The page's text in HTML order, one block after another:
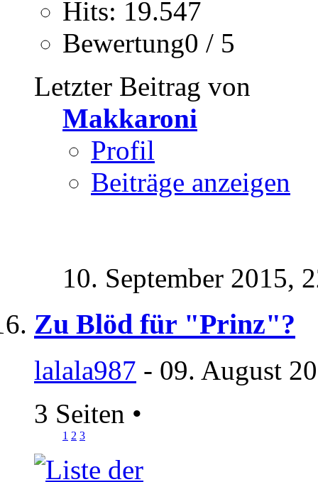
Hits: 19.547
Bewertung0 / 5
Letzter Beitrag von
Makkaroni
Profil
Beiträge anzeigen
10. September 2015,
Zu Blöd für "Prinz"?
lalala987 - 09. August
3 Seiten •
1 2 3